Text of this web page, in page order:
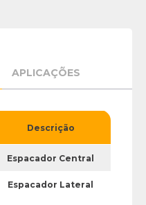
APLICAÇÕES
Descrição
Espacador Central
Espacador Lateral